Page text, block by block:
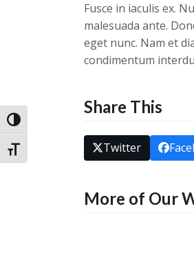
Toggle High Contrast
Toggle Font size
Fusce in iaculis ex.
malesuada ante.
eget nunc. Nam et
condimentum
Share This
Twitter
More of Our